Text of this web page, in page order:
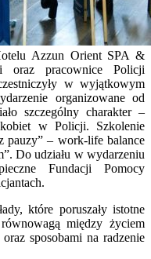
Azzun Orient SPA &
oraz pracownice Policji
w wyjątkowym
organizowane od
szczególny charakter –
w Policji. Szkolenie
pauzy” – work-life balance
Do udziału w wydarzeniu
Fundacji Pomocy
które poruszały istotne
między życiem
sposobami na radzenie